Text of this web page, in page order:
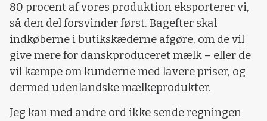
80 procent af vores produktion eksporterer vi,
så den del forsvinder først. Bagefter skal
indkøberne i butikskæderne afgøre, om de vil
give mere for danskproduceret mælk – eller de
vil kæmpe om kunderne med lavere priser, og
dermed udenlandske mælkeprodukter.
Jeg kan med andre ord ikke sende regningen